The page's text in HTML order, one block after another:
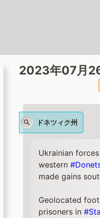
2023年07月
ドネツィク州
Ukrainian
western
made gains
Geolocated
prisoners in